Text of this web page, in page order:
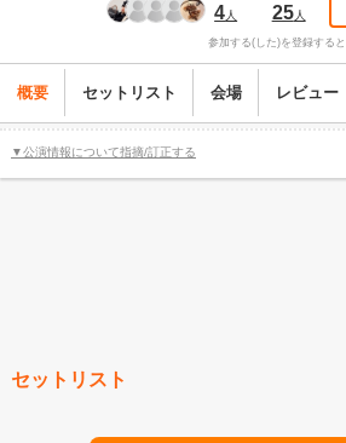
4人 25人
参加する(した)を登録する
概要 セットリスト 会場 レビュー
▼公演情報について指摘/訂正する
セットリスト